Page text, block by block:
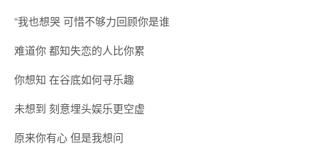
“我也想哭 可惜不够力回顾你是谁
难道你 都知失恋的人比你累
你想知 在谷底如何寻乐趣
未想到 刻意埋头娱乐更空虚
原来你有心 但是我想问